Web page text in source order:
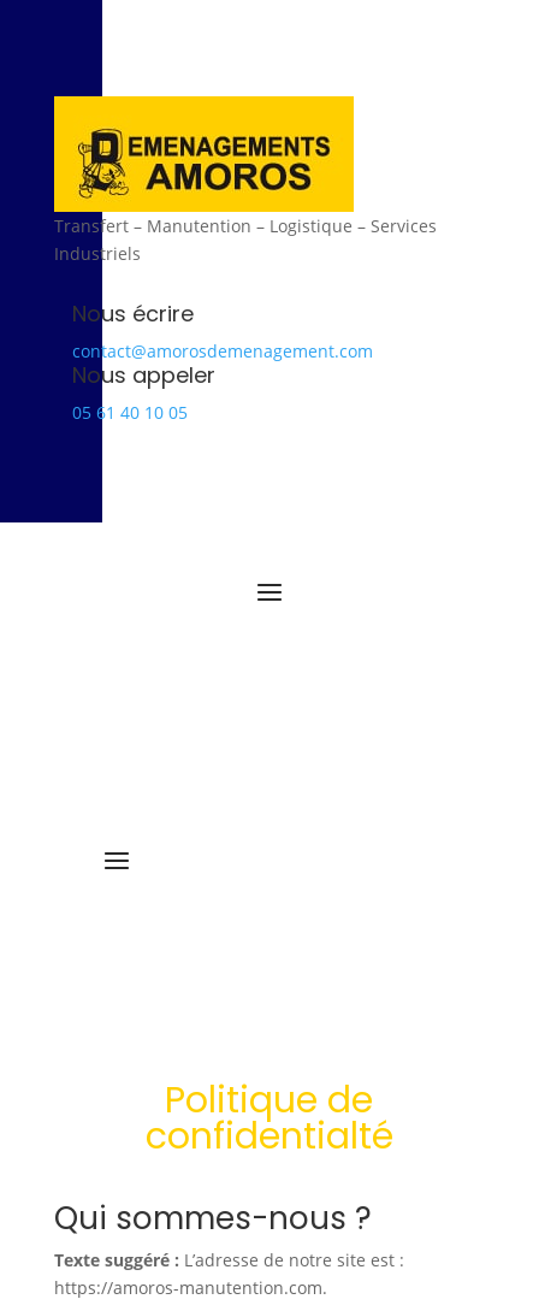
Transfert – Manutention – Logistique – Services
Industriels
Nous écrire
contact@amorosdemenagement.com
Nous appeler
05 61 40 10 05
Politique de
confidentialté
Qui sommes-nous ?
Texte suggéré : L’adresse de notre site est :
https://amoros-manutention.com.